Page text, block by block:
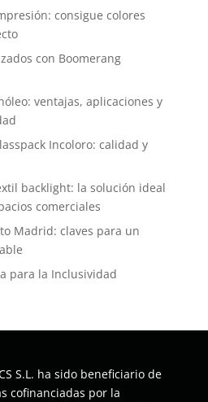
consigue colores
con Boomerang
ventajas, aplicaciones y
Incoloro: calidad y
backlight: la solución ideal
comerciales
Madrid: claves para un
para la Inclusividad
S.L. ha sido beneficiario de
cofinanciadas por la